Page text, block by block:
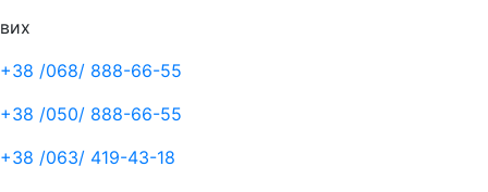
вих
+38 /068/ 888-66-55
+38 /050/ 888-66-55
+38 /063/ 419-43-18